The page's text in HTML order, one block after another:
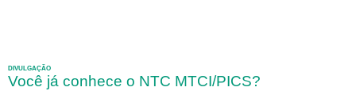
DIVULGAÇÃO
Você já conhece o NTC MTCI/PICS?